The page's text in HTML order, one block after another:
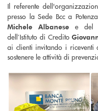
Il referente
presso la Sede Bcc a
Michele Albanesee del
dell’Istituto di Credito
ai clienti invitando i riceventi
sostenere le attività di